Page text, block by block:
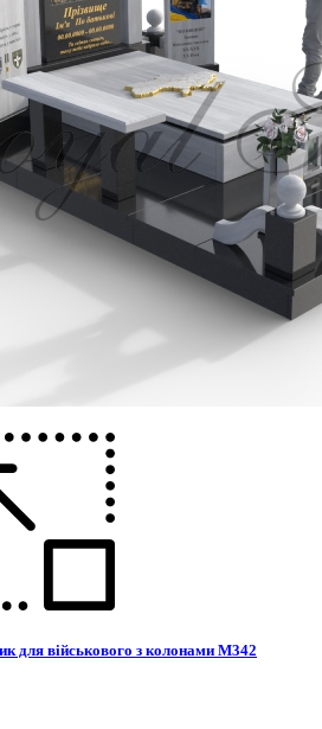
для військового з колонами М342